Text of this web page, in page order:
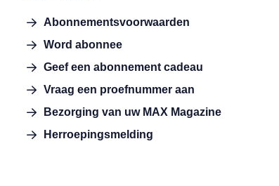
Abonnementsvoorwaarden
Word abonnee
Geef een abonnement cadeau
Vraag een proefnummer aan
Bezorging van uw MAX Magazine
Herroepingsmelding